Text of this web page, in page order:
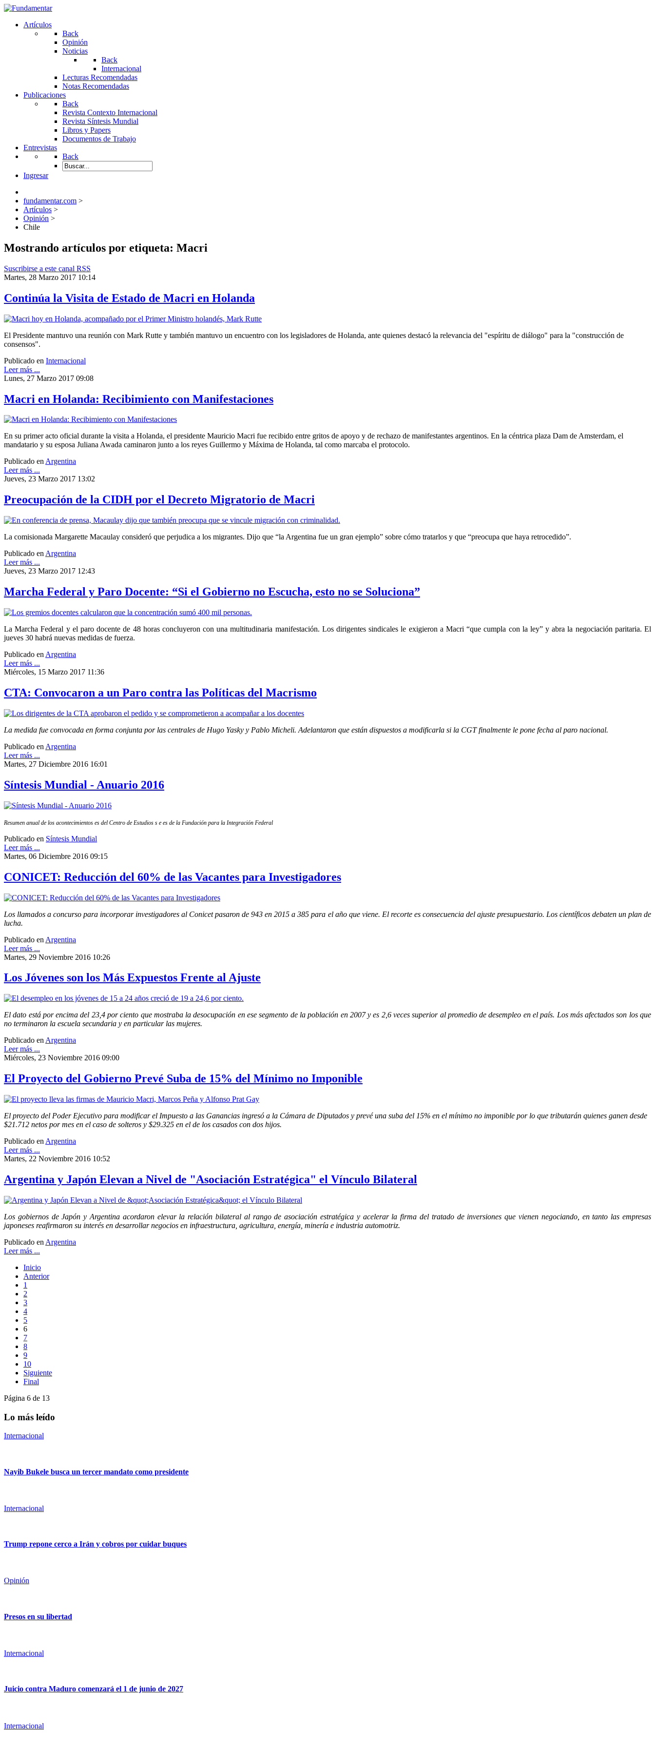
Artículos
Back
Opinión
Noticias
Back
Internacional
Lecturas Recomendadas
Notas Recomendadas
Publicaciones
Back
Revista Contexto Internacional
Revista Síntesis Mundial
Libros y Papers
Documentos de Trabajo
Entrevistas
Back
Ingresar
fundamentar.com >
Artículos >
Opinión >
Chile
Mostrando artículos por etiqueta: Macri
Suscribirse a este canal RSS
Martes, 28 Marzo 2017 10:14
Continúa la Visita de Estado de Macri en Holanda
El Presidente mantuvo una reunión con Mark Rutte y también mantuvo un encuentro con los legisladores de Holanda, ante quienes destacó la relevancia del "espíritu de diálogo" para la "construcción de
consensos".
Publicado en Internacional
Leer más ...
Lunes, 27 Marzo 2017 09:08
Macri en Holanda: Recibimiento con Manifestaciones
En su primer acto oficial durante la visita a Holanda, el presidente Mauricio Macri fue recibido entre gritos de apoyo y de rechazo de manifestantes argentinos. En la céntrica plaza Dam de Amsterdam, el
mandatario y su esposa Juliana Awada caminaron junto a los reyes Guillermo y Máxima de Holanda, tal como marcaba el protocolo.
Publicado enArgentina
Leer más ...
Jueves, 23 Marzo 2017 13:02
Preocupación de la CIDH por el Decreto Migratorio de Macri
La comisionada Margarette Macaulay consideró que perjudica a los migrantes. Dijo que “la Argentina fue un gran ejemplo” sobre cómo tratarlos y que “preocupa que haya retrocedido”.
Publicado en Argentina
Leer más ...
Jueves, 23 Marzo 2017 12:43
Marcha Federal y Paro Docente: “Si el Gobierno no Escucha, esto no se Soluciona”
La Marcha Federal y el paro docente de 48 horas concluyeron con una multitudinaria manifestación. Los dirigentes sindicales le exigieron a Macri “que cumpla con la ley” y abra la negociación paritaria. El
jueves 30 habrá nuevas medidas de fuerza.
Publicado en Argentina
Leer más ...
Miércoles, 15 Marzo 2017 11:36
CTA: Convocaron a un Paro contra las Políticas del Macrismo
La medida fue convocada en forma conjunta por las centrales de Hugo Yasky y Pablo Micheli. Adelantaron que están dispuestos a modificarla si la CGT finalmente le pone fecha al paro nacional.
Publicado en Argentina
Leer más ...
Martes, 27 Diciembre 2016 16:01
Síntesis Mundial - Anuario 2016
Resumen anual de los acontecimientos es del Centro de Estudios s e es de la Fundación para la Integración Federal
Publicado en Síntesis Mundial
Leer más ...
Martes, 06 Diciembre 2016 09:15
CONICET: Reducción del 60% de las Vacantes para Investigadores
Los llamados a concurso para incorporar investigadores al Conicet pasaron de 943 en 2015 a 385 para el año que viene. El recorte es consecuencia del ajuste presupuestario. Los científicos debaten un plan de
lucha.
Publicado en Argentina
Leer más ...
Martes, 29 Noviembre 2016 10:26
Los Jóvenes son los Más Expuestos Frente al Ajuste
El dato está por encima del 23,4 por ciento que mostraba la desocupación en ese segmento de la población en 2007 y es 2,6 veces superior al promedio de desempleo en el país. Los más afectados son los que
no terminaron la escuela secundaria y en particular las mujeres.
Publicado en Argentina
Leer más ...
Miércoles, 23 Noviembre 2016 09:00
El Proyecto del Gobierno Prevé Suba de 15% del Mínimo no Imponible
El proyecto del Poder Ejecutivo para modificar el Impuesto a las Ganancias ingresó a la Cámara de Diputados y prevé una suba del 15% en el mínimo no imponible por lo que tributarán quienes ganen desde
$21.712 netos por mes en el caso de solteros y $29.325 en el de los casados con dos hijos.
Publicado en Argentina
Leer más ...
Martes, 22 Noviembre 2016 10:52
Argentina y Japón Elevan a Nivel de "Asociación Estratégica" el Vínculo Bilateral
Los gobiernos de Japón y Argentina acordaron elevar la relación bilateral al rango de asociación estratégica y acelerar la firma del tratado de inversiones que vienen negociando, en tanto las empresas
japoneses reafirmaron su interés en desarrollar negocios en infraestructura, agricultura, energía, minería e industria automotriz.
Publicado en Argentina
Leer más ...
Inicio
Anterior
1
2
3
4
5
6
7
8
9
10
Siguiente
Final
Página 6 de 13
Lo más leído
Internacional
Nayib Bukele busca un tercer mandato como presidente
Internacional
Trump repone cerco a Irán y cobros por cuidar buques
Opinión
Presos en su libertad
Internacional
Juicio contra Maduro comenzará el 1 de junio de 2027
Internacional